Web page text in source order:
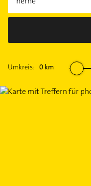
Umkreis: 0 km